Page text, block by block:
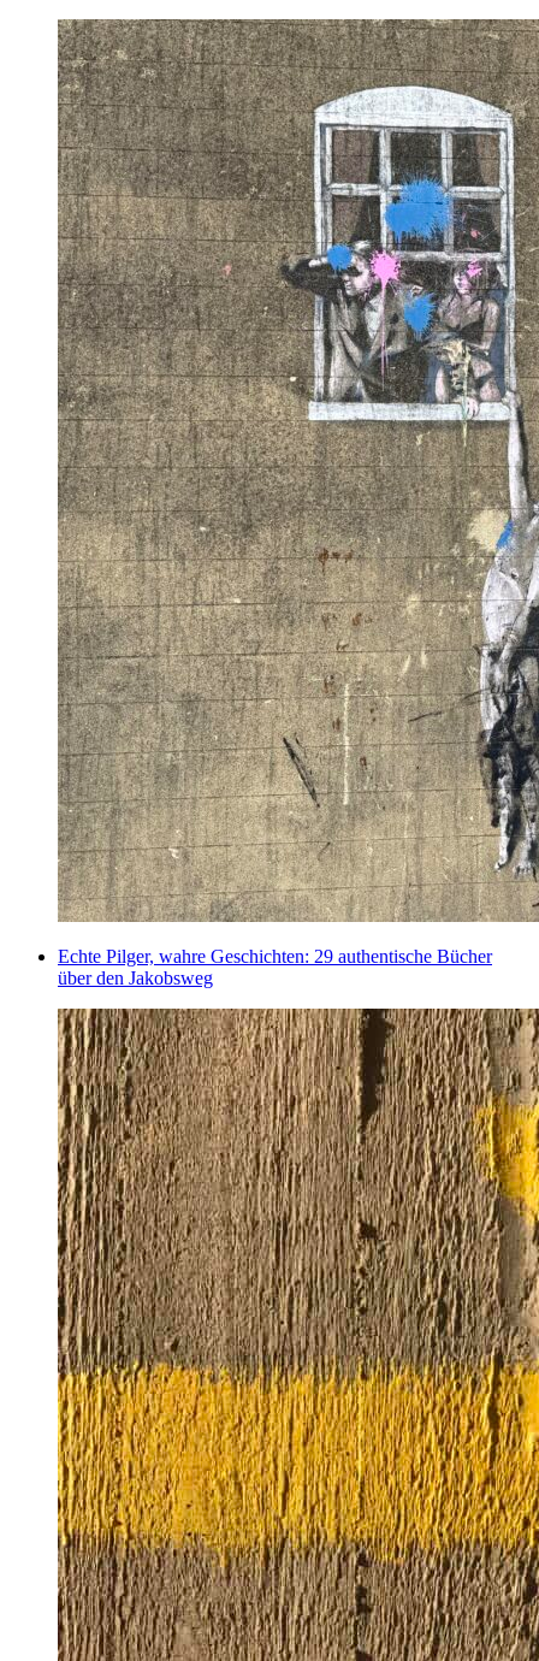
Echte Pilger, wahre Geschichten: 29 authentische Bücher
über den Jakobsweg